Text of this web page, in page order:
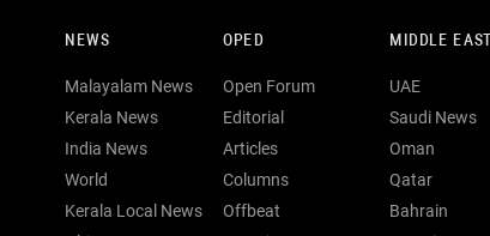
NEWS
Malayalam News
Kerala News
India News
World
Kerala Local News
OPED
Open Forum
Editorial
Articles
Columns
Offbeat
MIDDLE EAST
UAE
Saudi News
Oman
Qatar
Bahrain